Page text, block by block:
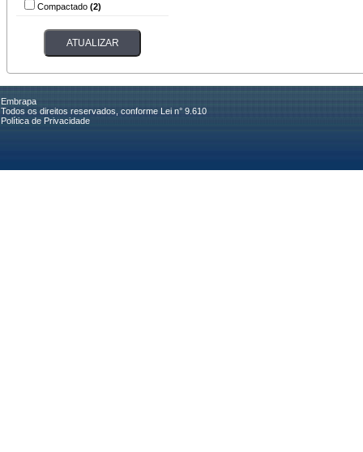
Compactado (2)
Embrapa
Todos os direitos reservados, conforme Lei n° 9.610
Política de Privacidade